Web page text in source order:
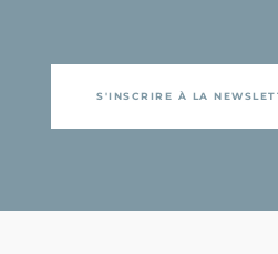
S'INSCRIRE À LA